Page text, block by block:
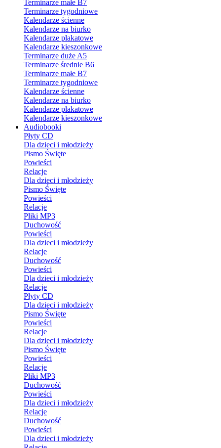
Terminarze małe B7
Terminarze tygodniowe
Kalendarze ścienne
Kalendarze na biurko
Kalendarze plakatowe
Kalendarze kieszonkowe
Terminarze duże A5
Terminarze średnie B6
Terminarze małe B7
Terminarze tygodniowe
Kalendarze ścienne
Kalendarze na biurko
Kalendarze plakatowe
Kalendarze kieszonkowe
Audiobooki
Płyty CD
Dla dzieci i młodzieży
Pismo Święte
Powieści
Relacje
Dla dzieci i młodzieży
Pismo Święte
Powieści
Relacje
Pliki MP3
Duchowość
Powieści
Dla dzieci i młodzieży
Relacje
Duchowość
Powieści
Dla dzieci i młodzieży
Relacje
Płyty CD
Dla dzieci i młodzieży
Pismo Święte
Powieści
Relacje
Dla dzieci i młodzieży
Pismo Święte
Powieści
Relacje
Pliki MP3
Duchowość
Powieści
Dla dzieci i młodzieży
Relacje
Duchowość
Powieści
Dla dzieci i młodzieży